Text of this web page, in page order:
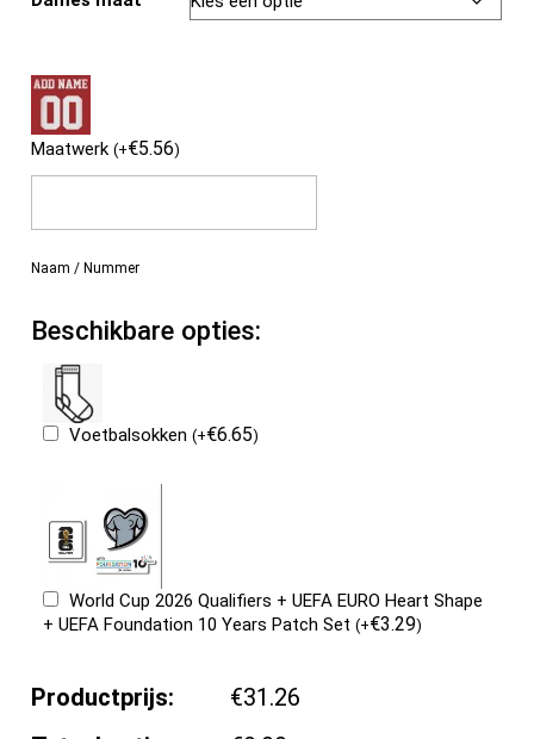
Maatwerk(+€5.56)
Naam / Nummer
Beschikbare opties:
Voetbalsokken(+€6.65)
World Cup 2026 Qualifiers + UEFA EURO Heart Shape
+ UEFA Foundation 10 Years Patch Set(+€3.29)
Productprijs:
€31.26